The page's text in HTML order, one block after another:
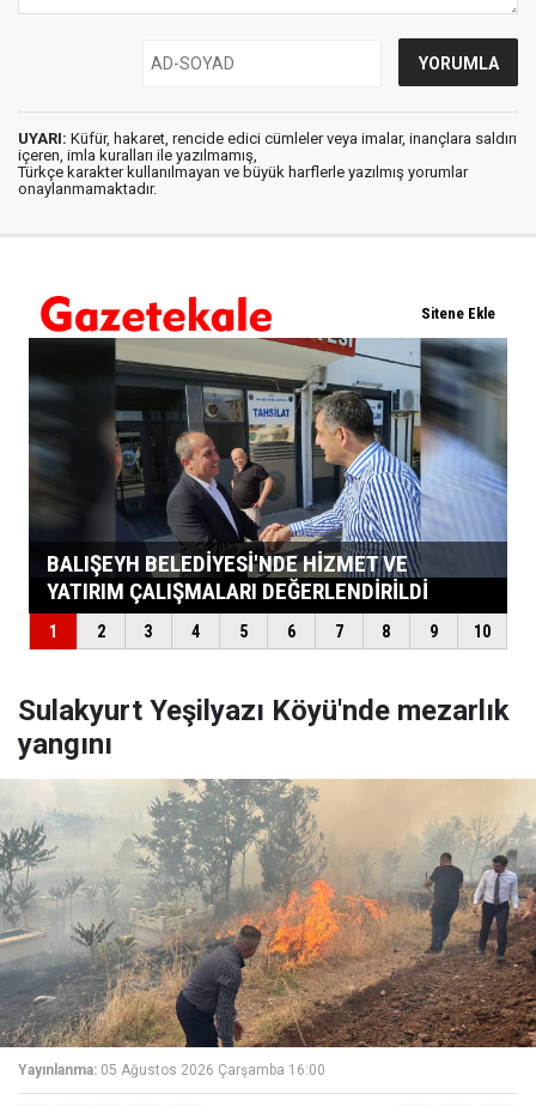
UYARI: Küfür, hakaret, rencide edici cümleler veya imalar, inançlara saldırı
içeren, imla kuralları ile yazılmamış,
Türkçe karakter kullanılmayan ve büyük harflerle yazılmış yorumlar
onaylanmamaktadır.
Sulakyurt Yeşilyazı Köyü'nde mezarlık
yangını
Yayınlanma: 05 Ağustos 2026 Çarşamba 16:00